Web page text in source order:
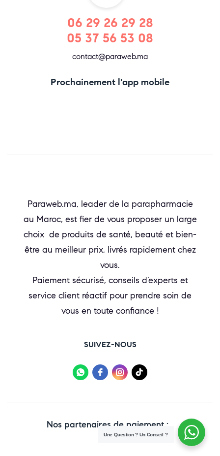
06 29 26 29 28
05 37 56 53 08
contact@paraweb.ma
Prochainement l'app mobile
Paraweb.ma, leader de la parapharmacie
au Maroc, est fier de vous proposer un large
choix de produits de santé, beauté et bien-
être au meilleur prix, livrés rapidement chez
vous.
Paiement sécurisé, conseils d’experts et
service client réactif pour prendre soin de
vous en toute confiance !
SUIVEZ-NOUS
Nos partenaires de paiement :
Une Question ? Un Conseil ?